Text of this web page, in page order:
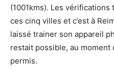
(1001kms). Les
ces cinq villes et c’est à
laissé trainer son appareil
restait possible, au
permis.